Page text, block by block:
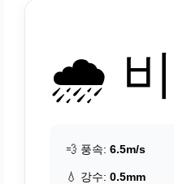
🌧️ 비
💨 풍속: 6.5m/s
💧 강수: 0.5mm